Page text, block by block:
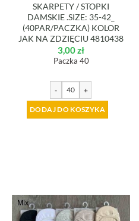
SKARPETY / STOPKI
DAMSKIE .SIZE: 35-42_
(40PAR/PACZKA) KOLOR
JAK NA ZDZIĘCIU 4810438
3,00zł
Paczka 40
- +
DODAJ DO KOSZYKA